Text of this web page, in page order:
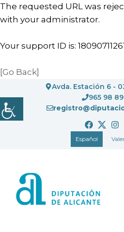
The requested URL was
with your administrator.
Your support ID is:
[Go Back]
al
contenido
Avda. Estación 6 -
965 98
Español